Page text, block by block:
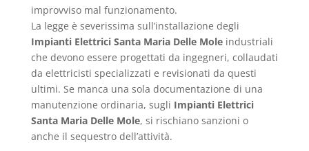
improvviso mal funzionamento.
La legge è severissima sull’installazione degli
Impianti Elettrici Santa Maria Delle Moleindustriali
che devono essere progettati da ingegneri, collaudati
da elettricisti specializzati e revisionati da questi
ultimi. Se manca una sola documentazione di una
manutenzione ordinaria, sugli Impianti Elettrici
Santa Maria Delle Mole, si rischiano sanzioni o
anche il sequestro dell’attività.